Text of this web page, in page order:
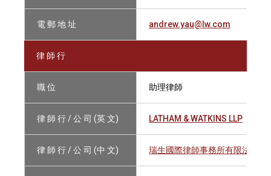
電 郵 地 址 andrew.yau@lw.com
律 師 行
職 位 助理律師
律 師 行 / 公 司 (英 文) LATHAM & WATKINS LLP
律 師 行 / 公 司 (中 文) 瑞生國際律師事務所有限法律責